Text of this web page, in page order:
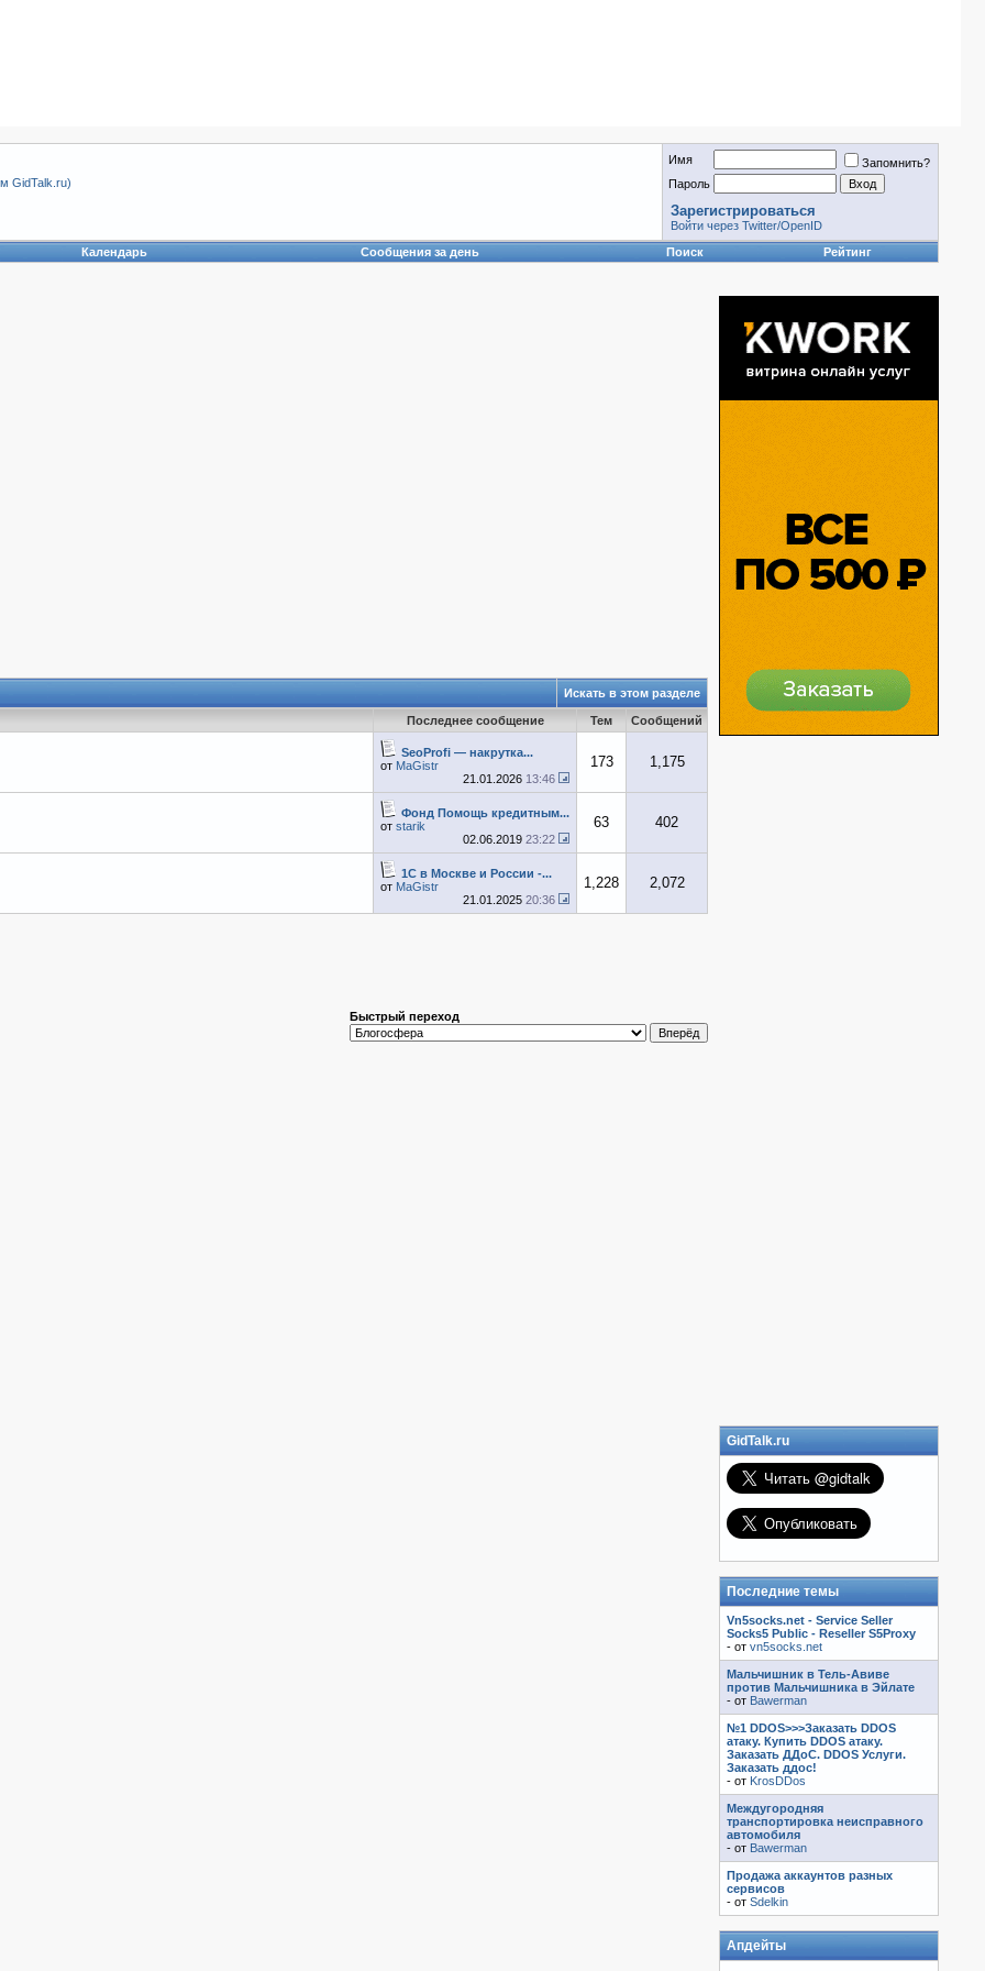
GidTalk.ru)
Имя
Запомнить?
Пароль
Зарегистрироваться
Войти через Twitter/OpenID
Календарь Сообщения за день Поиск Рейтинг
Искать в этом разделе
Последнее сообщение Тем Сообщений
SeoProfi — накрутка...
от MaGistr
21.01.2026 13:46
173 1,175
Фонд Помощь кредитным...
от starik
02.06.2019 23:22
63 402
1С в Москве и России -...
от MaGistr
21.01.2025 20:36
1,228 2,072
Быстрый переход
GidTalk.ru
Последние темы
Vn5socks.net - Service Seller
Socks5 Public - Reseller S5Proxy
- от vn5socks.net
Мальчишник в Тель-Авиве
против Мальчишника в Эйлате
- от Bawerman
№1 DDOS>>>Заказать DDOS
атаку. Купить DDOS атаку.
Заказать ДДоС. DDOS Услуги.
Заказать ддос!
- от KrosDDos
Междугородняя
транспортировка неисправного
автомобиля
- от Bawerman
Продажа аккаунтов разных
сервисов
- от Sdelkin
Апдейты